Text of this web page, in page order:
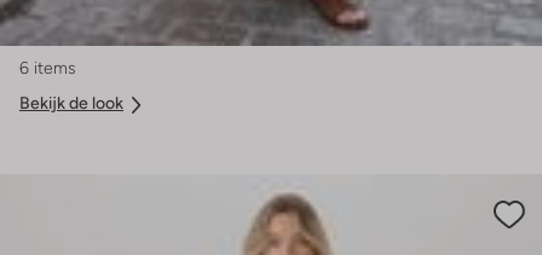
6 items
Bekijk de look